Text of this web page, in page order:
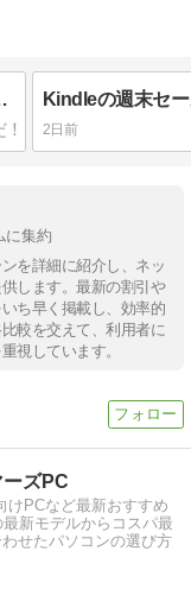
万円（8/17まで）
2日前
に集約
を詳細に紹介し、ネッ
します。最新の割引や
ち早く掲載し、効率的
較を交えて、利用者に
視しています。
ズPC
けPCなど最新おすすめ
新モデルからコスパ最
せたパソコンの選び方